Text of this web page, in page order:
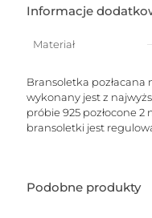
stopę
Informacje
Materiał
Bransoletka pozłacana
wykonany jest z
próbie 925 pozłocone
bransoletki jest
Podobne produkty